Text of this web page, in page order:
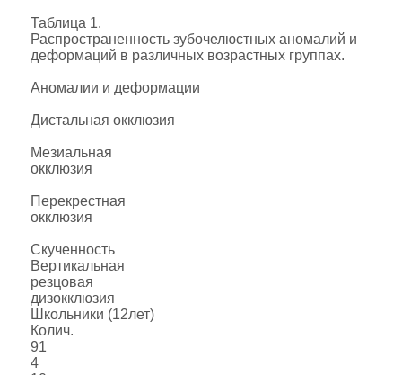
Таблица 1.
Распространенность зубочелюстных аномалий и
деформаций в различных возрастных группах.
Аномалии и деформации
Дистальная окклюзия
Мезиальная
окклюзия
Перекрестная
окклюзия
Скученность
Вертикальная
резцовая
дизокклюзия
Школьники (12лет)
Колич.
91
4